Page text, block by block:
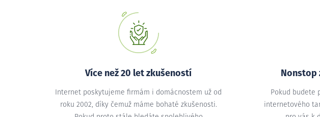
Více než 20 let zkušeností
Internet poskytujeme firmám i domácnostem už od
roku 2002, díky čemuž máme bohaté zkušenosti.
Nonstop
Pokud budete
internetového